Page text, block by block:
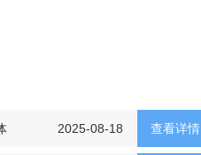
查看详情
2025-08-18